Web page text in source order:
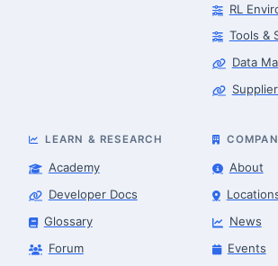
RL
Tools &
Data
LEARN & RESEARCH
Academy
Developer Docs
Glossary
Forum
About
News
Events